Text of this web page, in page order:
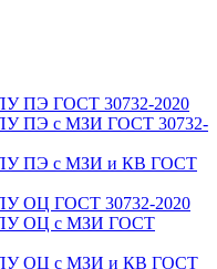
ПЭ ГОСТ 30732-2020
ПЭ с МЗИ ГОСТ 30732-
ПЭ с МЗИ и КВ ГОСТ
ОЦ ГОСТ 30732-2020
ОЦ с МЗИ ГОСТ
ОЦ с МЗИ и КВ ГОСТ